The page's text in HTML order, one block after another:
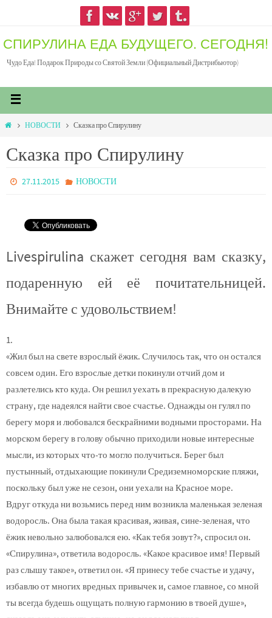
СПИРУЛИНА ЕДА БУДУЩЕГО. СЕГОДНЯ!
Чудо Еда! Подарок Природы со Святой Земли (Официальный Дистрибьютор)
НОВОСТИ Сказка про Спирулину
Сказка про Спирулину
27.11.2015 НОВОСТИ
Livespirulina скажет сегодня вам сказку,
подаренную ей её почитательницей.
Внимайте с удовольствием!
1.
«Жил был на свете взрослый ёжик. Случилось так, что он остался
совсем один. Его взрослые детки покинули отчий дом и
разлетелись кто куда. Он решил уехать в прекрасную далекую
страну, где надеялся найти свое счастье. Однажды он гулял по
берегу моря и любовался бескрайними водными просторами. На
морском берегу в голову обычно приходили новые интересные
мысли, из которых что-то могло получиться. Берег был
пустынный, отдыхающие покинули Средиземноморские пляжи,
поскольку был уже не сезон, они уехали на Красное море.
Вдруг откуда ни возьмись перед ним возникла маленькая зеленая
водоросль. Она была такая красивая, живая, сине-зеленая, что
ёжик невольно залюбовался ею. «Как тебя зовут?», спросил он.
«Спирулина», ответила водоросль. «Какое красивое имя! Первый
раз слышу такое», ответил он. «Я принесу тебе счастье и удачу,
избавлю от многих вредных привычек и, самое главное, со мной
ты всегда будешь ощущать полную гармонию в твоей душе»,